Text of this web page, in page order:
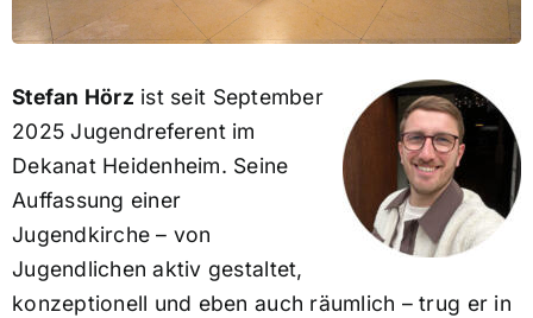
Stefan Hörz ist seit September
2025 Jugendreferent im
Dekanat Heidenheim. Seine
Auffassung einer
Jugendkirche – von
Jugendlichen aktiv gestaltet,
konzeptionell und eben auch räumlich – trug er in